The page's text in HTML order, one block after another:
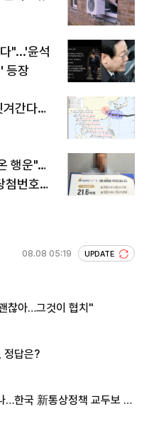
"...'윤석
등장
겨간다…
행운"…
번호조
08.08 05:19 UPDATE
찮아…그것이 협치"
정답은?
…한국 新통상정책 교두보 활